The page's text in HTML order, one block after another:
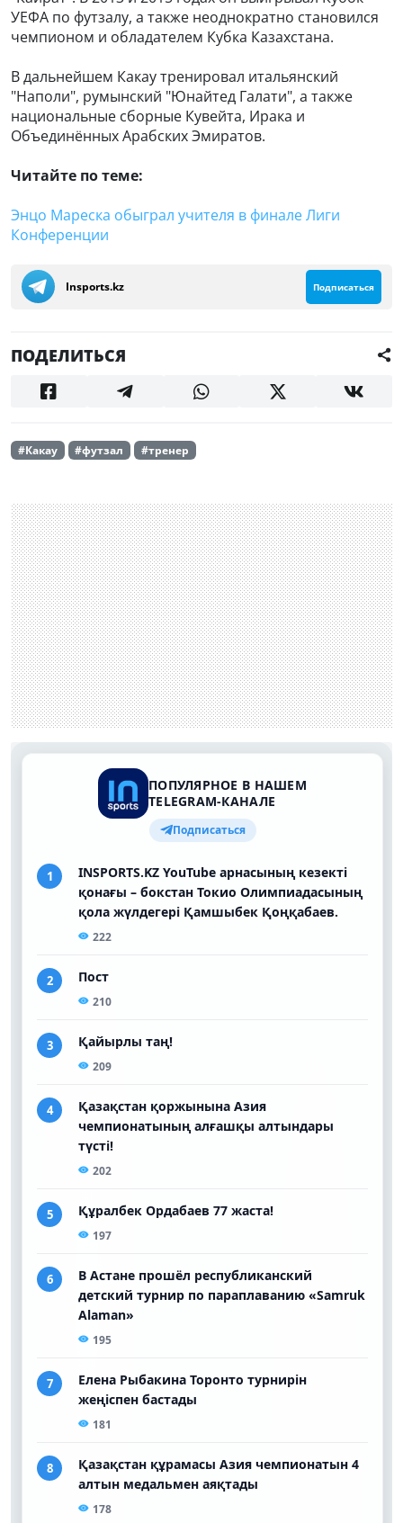
УЕФА по футзалу, а также неоднократно становился
чемпионом и обладателем Кубка Казахстана.
В дальнейшем Какау тренировал итальянский
"Наполи", румынский "Юнайтед Галати", а также
национальные сборные Кувейта, Ирака и
Объединённых Арабских Эмиратов.
Читайте по теме:
Энцо Мареска обыграл учителя в финале Лиги
Конференции
Insports.kz Подписаться
ПОДЕЛИТЬСЯ
#Какау #футзал #тренер